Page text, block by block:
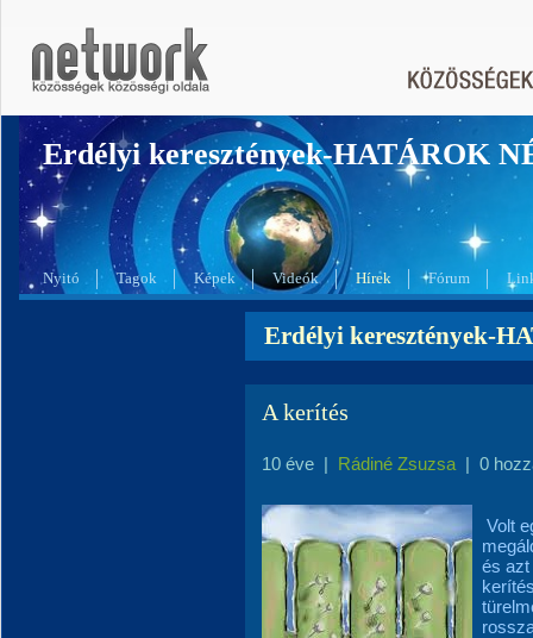
Erdélyi keresztények-HATÁROK
Nyitó Tagok Képek Videók Hírek Fórum
Erdélyi keresztények-
A kerítés
10 éve | Rádiné Zsuzsa | 0
Volt
és azt